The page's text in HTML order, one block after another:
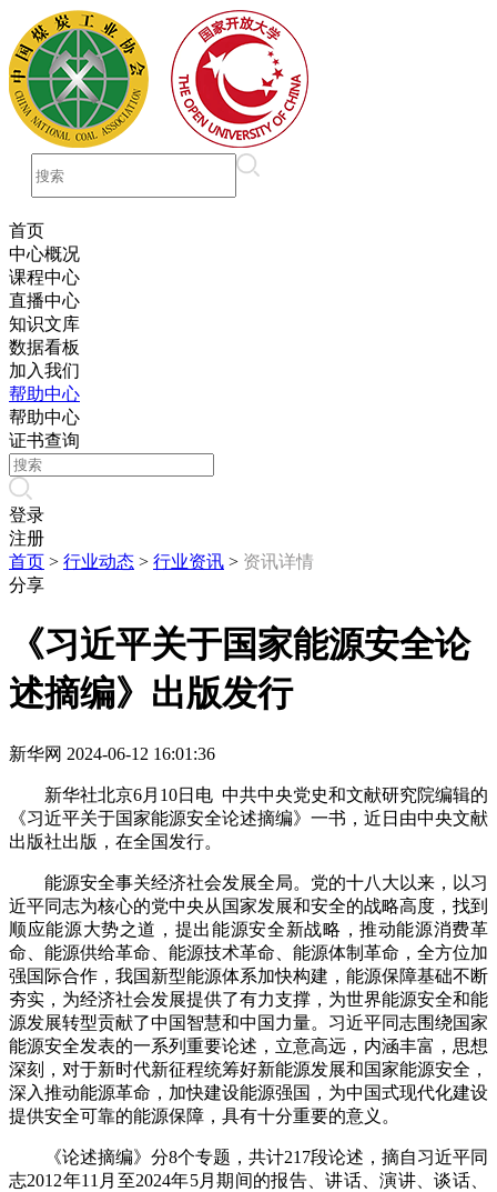
首页
中心概况
课程中心
直播中心
知识文库
数据看板
加入我们
帮助中心
帮助中心
证书查询
登录
注册
首页 > 行业动态 > 行业资讯 > 资讯详情
分享
《习近平关于国家能源安全论
述摘编》出版发行
新华网 2024-06-12 16:01:36
新华社北京6月10日电 中共中央党史和文献研究院编辑的
《习近平关于国家能源安全论述摘编》一书，近日由中央文献
出版社出版，在全国发行。
能源安全事关经济社会发展全局。党的十八大以来，以习
近平同志为核心的党中央从国家发展和安全的战略高度，找到
顺应能源大势之道，提出能源安全新战略，推动能源消费革
命、能源供给革命、能源技术革命、能源体制革命，全方位加
强国际合作，我国新型能源体系加快构建，能源保障基础不断
夯实，为经济社会发展提供了有力支撑，为世界能源安全和能
源发展转型贡献了中国智慧和中国力量。习近平同志围绕国家
能源安全发表的一系列重要论述，立意高远，内涵丰富，思想
深刻，对于新时代新征程统筹好新能源发展和国家能源安全，
深入推动能源革命，加快建设能源强国，为中国式现代化建设
提供安全可靠的能源保障，具有十分重要的意义。
《论述摘编》分8个专题，共计217段论述，摘自习近平同
志2012年11月至2024年5月期间的报告、讲话、演讲、谈话、